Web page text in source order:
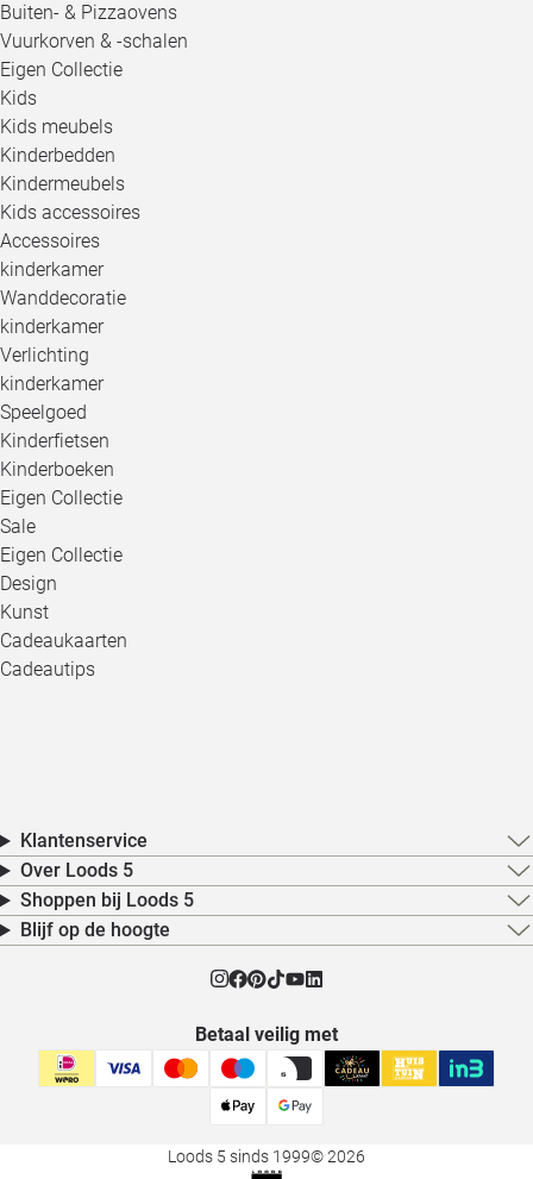
Buiten- & Pizzaovens
Vuurkorven & -schalen
Eigen Collectie
Kids
Kids meubels
Kinderbedden
Kindermeubels
Kids accessoires
Accessoires
kinderkamer
Wanddecoratie
kinderkamer
Verlichting
kinderkamer
Speelgoed
Kinderfietsen
Kinderboeken
Eigen Collectie
Sale
Eigen Collectie
Design
Kunst
Cadeaukaarten
Cadeautips
Klantenservice
Over Loods 5
Shoppen bij Loods 5
Blijf op de hoogte
Betaal veilig met
Loods 5 sinds 1999© 2026